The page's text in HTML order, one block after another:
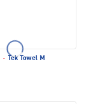
·
Tek Towel M